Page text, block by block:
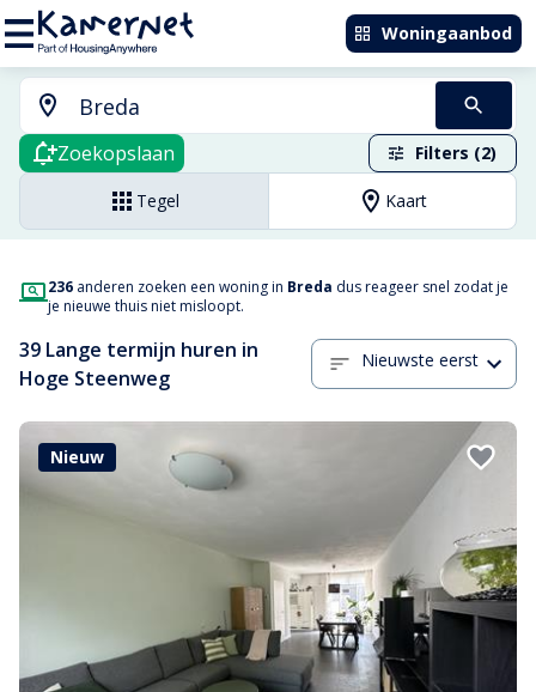
Woningaanbod
Zoekopslaan Filters (2)
Tegel Kaart
236 anderen zoeken een woning in Breda dus reageer snel zodat je
je nieuwe thuis niet misloopt.
39 Lange termijn huren in
Hoge Steenweg
Nieuwste eerst
Nieuw